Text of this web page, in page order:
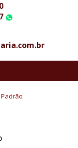
Padrão